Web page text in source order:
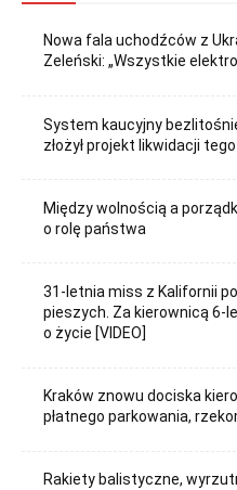
Nowa fala uchodźców z
Zeleński: „Wszystkie
System kaucyjny
złożył projekt likwidacji
Między wolnością a
o rolę państwa
31-letnia miss z Kalifornii
pieszych. Za kierownicą 6-
o życie [VIDEO]
Kraków znowu dociska
płatnego parkowania,
Rakiety balistyczne,